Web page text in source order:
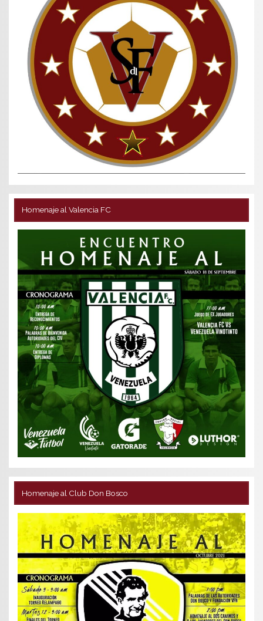
Homenaje al Valencia FC
Homenaje al Club Don Bosco